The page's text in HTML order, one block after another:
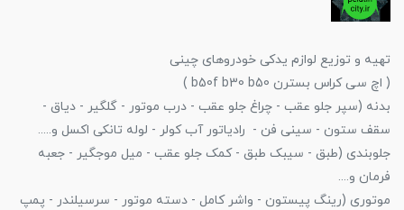
تهیه و توزیع لوازم یدکی خودروهای چینی
( اچ سی کراس بسترن b50f b30 b50 )
بدنه (سپر جلو عقب - چراغ جلو عقب - درب موتور - گلگیر - دیاق -
سقف ستون - سینی فن - رادیاتور آب کولر - لوله تانکی اکسل و.....
جلوبندی (طبق - سیبک طبق - کمک جلو عقب - میل موجگیر - جعبه
فرمان و....
موتوری (رینگ پیستون - واشر کامل - دسته موتور - سرسیلندر - پمپ